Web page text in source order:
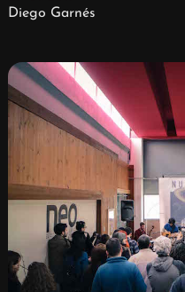
Diego Garnés